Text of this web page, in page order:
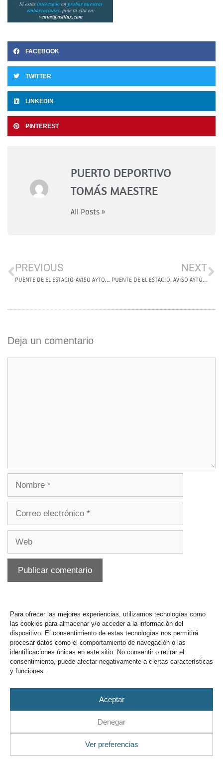
Para ofrecer las mejores experiencias, utilizamos tecnologías como
las cookies para almacenar y/o acceder a la información del
dispositivo. El consentimiento de estas tecnologías nos permitirá
procesar datos como el comportamiento de navegación o las
identificaciones únicas en este sitio. No consentir o retirar el
consentimiento, puede afectar negativamente a ciertas características
y funciones.
Aceptar
Denegar
Ver preferencias
FACEBOOK
TWITTER
LINKEDIN
PINTEREST
PUERTO DEPORTIVO
TOMÁS MAESTRE
All Posts »
PREVIOUS
PUENTE DE EL ESTACIO-AVISO AYTO.SAN JAVIER
NEXT
PUENTE DE EL ESTACIO. AVISO AYTO. SAN JAVIER
Deja un comentario
Buzón y sugerencias
Aviso LegalPrivacidadCookies